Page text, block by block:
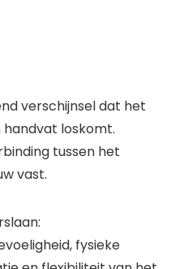
verschijnsel dat het
loskomt.
tussen het
vast.
fysieke